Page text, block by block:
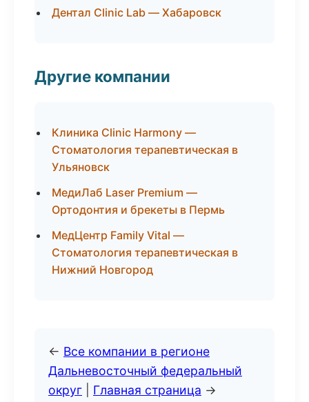
Дентал Clinic Lab — Хабаровск
Другие компании
Клиника Clinic Harmony —
Стоматология терапевтическая в
Ульяновск
МедиЛаб Laser Premium —
Ортодонтия и брекеты в Пермь
МедЦентр Family Vital —
Стоматология терапевтическая в
Нижний Новгород
← Все компании в регионе
Дальневосточный федеральный
округ
Главная страница →